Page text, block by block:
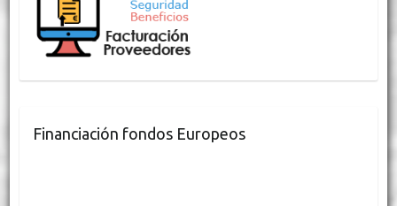
Financiación fondos Europeos